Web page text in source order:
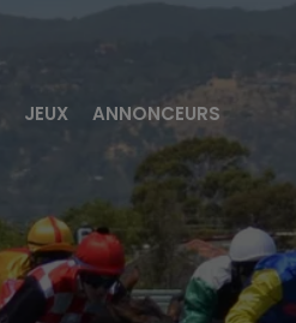
JEUX ANNONCEURS